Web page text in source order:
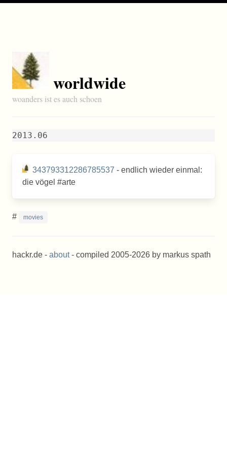
worldwide
woanders ist es auch schoen
2013.06
343793312286785537 - endlich wieder einmal:
die vögel #arte
# movies
hackr.de - about- compiled 2005-2026 by markus spath